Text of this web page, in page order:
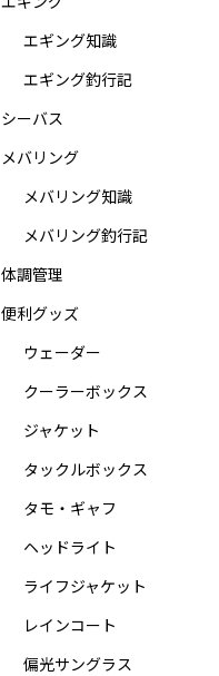
エギング知識
エギング釣行記
シーバス
メバリング
メバリング知識
メバリング釣行記
体調管理
便利グッズ
ウェーダー
クーラーボックス
ジャケット
タックルボックス
タモ・ギャフ
ヘッドライト
ライフジャケット
レインコート
偏光サングラス